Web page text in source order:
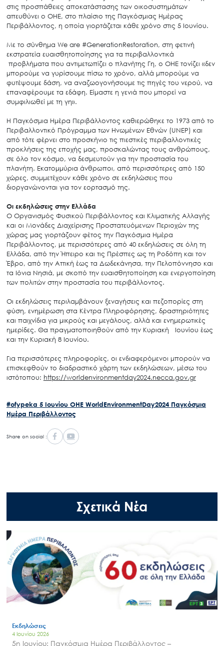
Search
for:
Ο.ΦΥ.ΠΕ.Κ.Α.
Νέα – Δημοσιότητα
Άξονες δράσης
Μ.Δ.Π.Π.
Εισιτήρια
στις προσπάθειες αποκατάστασης των οικοσυστημάτων
απευθύνει ο ΟΗΕ, στο πλαίσιο της Παγκόσμιας Ημέρας
Περιβάλλοντος, η οποία γιορτάζεται κάθε χρόνο στις 5 Ιουνίου.
Με το σύνθημα We are #GenerationRestoration, στη φετινή
εκστρατεία ευαισθητοποίησης για τα περιβαλλοντικά
προβλήματα που αντιμετωπίζει ο πλανήτης Γη, o OHE τονίζει «δεν
μπορούμε να γυρίσουμε πίσω το χρόνο, αλλά μπορούμε να
φυτέψουμε δάση, να αναζωογονήσουμε τις πηγές του νερού, να
επαναφέρουμε τα εδάφη. Είμαστε η γενιά που μπορεί να
συμφιλιωθεί με τη γη».
Η Παγκόσμια Ημέρα Περιβάλλοντος καθιερώθηκε το 1973 από το
Περιβαλλοντικό Πρόγραμμα των Ηνωμένων Εθνών (UNEP) και
από τότε φέρνει στο προσκήνιο τις πιεστικές περιβαλλοντικές
προκλήσεις της εποχής μας, προσκαλώντας τους ανθρώπους,
σε όλο τον κόσμο, να δεσμευτούν για την προστασία του
πλανήτη. Εκατομμύρια άνθρωποι, από περισσότερες από 150
χώρες, συμμετέχουν κάθε χρόνο σε εκδηλώσεις που
διοργανώνονται για τον εορτασμό της.
Οι εκδηλώσεις στην Ελλάδα
Ο Οργανισμός Φυσικού Περιβάλλοντος και Κλιματικής Αλλαγής
και οι Μονάδες Διαχείρισης Προστατευόμενων Περιοχών της
χώρας μας γιορτάζουν φέτος την Παγκόσμια Ημέρα
Περιβάλλοντος, με περισσότερες από 40 εκδηλώσεις σε όλη τη
Ελλάδα, από την Ήπειρο και τις Πρέσπες ως τη Ροδόπη και τον
Έβρο, από την Αττική έως τα Δωδεκάνησα, την Πελοπόννησο και
τα Ιόνια Νησιά, με σκοπό την ευαισθητοποίηση και ενεργοποίηση
των πολιτών στην προστασία του περιβάλλοντος.
Οι εκδηλώσεις περιλαμβάνουν ξεναγήσεις και πεζοπορίες στη
φύση, ενημέρωση στα Κέντρα Πληροφόρησης, δραστηριότητες
και παιχνίδια για μικρούς και μεγάλους, αλλά και ενημερωτικές
ημερίδες. Θα πραγματοποιηθούν από την Κυριακή Ιουνίου έως
και την Κυριακή 8 Ιουνίου.
Για περισσότερες πληροφορίες, οι ενδιαφερόμενοι μπορούν να
επισκεφθούν το διαδραστικό χάρτη των εκδηλώσεων, μέσω του
ιστότοπου: https://worldenvironmentday2024.necca.gov.gr
#ofypeka 5 Ιουνίου OHE WorldEnvironmentDay2024 Παγκόσμια
Ημέρα Περιβάλλοντος
Share on social :
Σχετικά Νέα
Εκδηλώσεις
4 Ιουνίου 2026
5η Ιουνίου: Παγκόσμια Ημέρα Περιβάλλοντος –